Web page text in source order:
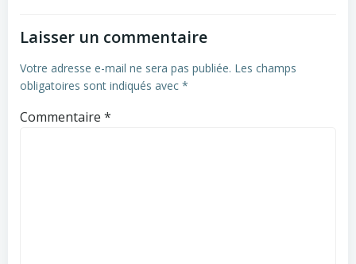
Laisser un commentaire
Votre adresse e-mail ne sera pas publiée. Les champs
obligatoires sont indiqués avec *
Commentaire *